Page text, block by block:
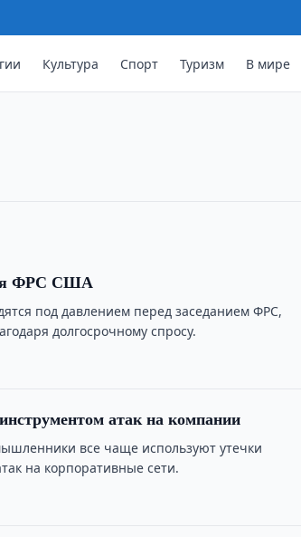
Культура Спорт Туризм В мире
выставка инноваций
ФРС США
под давлением перед заседанием ФРС,
долгосрочному спросу.
атак на компании
все чаще используют утечки
на корпоративные сети.